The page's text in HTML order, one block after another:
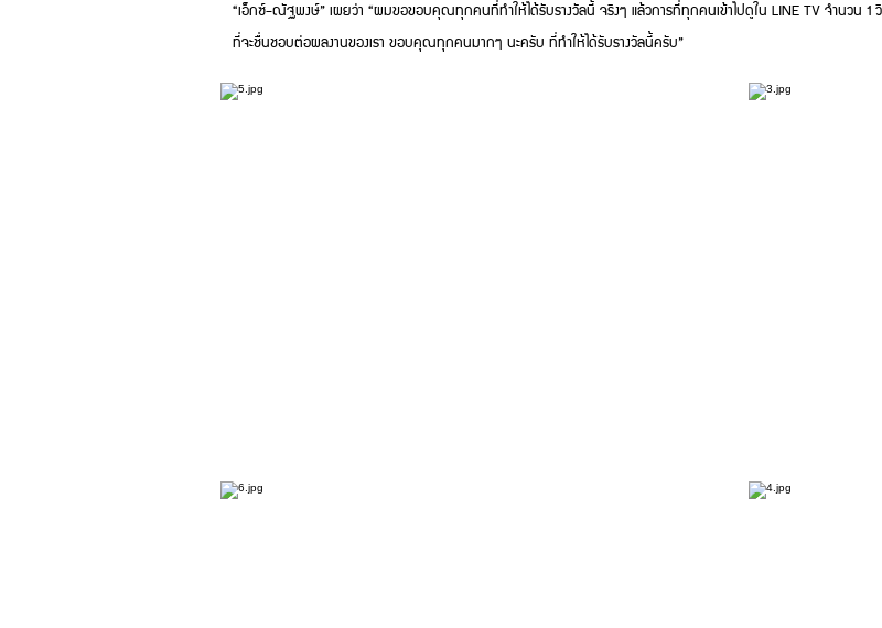
“เอ็กซ์-ณัฐพงษ์” เผยว่า “ผมขอขอบคุณทุกคนที่ทำให้ได้รับรางวัลนี้ จริงๆ แล้วการที่ทุกคนเข้าไปดูใน LINE TV จำนวน 1
ที่จะชื่นชอบต่อผลงานของเรา ขอบคุณทุกคนมากๆ นะครับ ที่ทำให้ได้รับรางวัลนี้ครับ”